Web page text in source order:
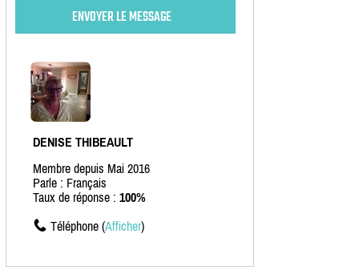
DENISE THIBEAULT
Membre depuis Mai 2016
Parle : Français
Taux de réponse : 100%
Téléphone (Afficher)